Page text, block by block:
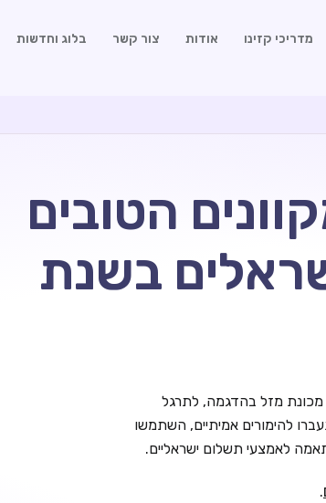
מדריכי קזינו אודות צור קשר בלוג וחדשות
הטובים
בשנת
מכונת מזל בהדגמה, לתרגל
להימורים אמיתיים, השתמשו
לאמצעי תשלום ישראליים.
.